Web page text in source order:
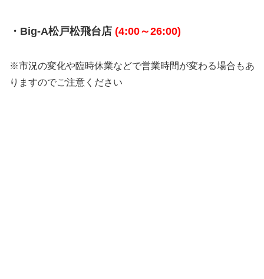
・Big-A松戸松飛台店 (4:00～26:00)
※市況の変化や臨時休業などで営業時間が変わる場合もあ
りますのでご注意ください